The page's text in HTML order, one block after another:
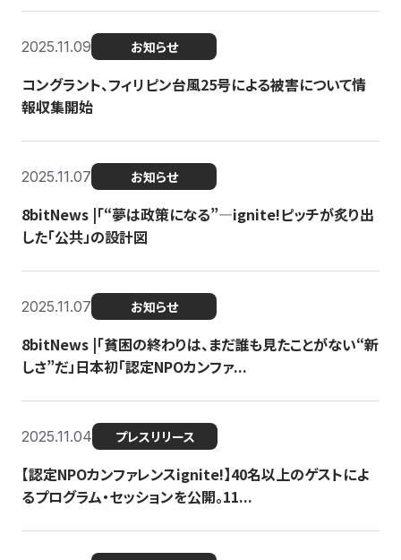
2025.11.09 お知らせ
コングラント、フィリピン台風25号による被害について情
報収集開始
2025.11.07 お知らせ
8bitNews |「“夢は政策になる”—ignite!ピッチが炙り出
した「公共」の設計図
2025.11.07 お知らせ
8bitNews |「貧困の終わりは、まだ誰も見たことがない“新
しさ”だ」日本初「認定NPOカンファ...
2025.11.04 プレスリリース
【認定NPOカンファレンスignite!】40名以上のゲストによ
るプログラム・セッションを公開。11...